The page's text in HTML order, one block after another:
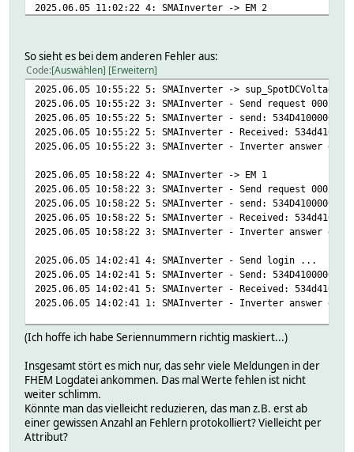
2025.06.05 11:02:22 4: SMAInverter -> EM 2
2025.06.05 14:01:11 5: SMAInverter -> sup_TypeLabel
...
2025.06.05 14:01:25 1: SMAInverter SMAInverter ->
2025.06.05 14:05:41 4: SMAInverter - Send login to ...
...
2025.06.05 14:05:55 1: SMAInverter SMAInverter ->
So sieht es bei dem anderen Fehler aus:
Code Auswählen Erweitern
2025.06.05 10:55:22 5: SMAInverter -> sup_SpotDCVoltage
2025.06.05 10:55:22 3: SMAInverter - Send request
2025.06.05 10:55:22 5: SMAInverter - send:
2025.06.05 10:55:22 5: SMAInverter - Received:
2025.06.05 10:55:22 3: SMAInverter - Inverter answer
2025.06.05 10:58:22 4: SMAInverter -> EM 1
2025.06.05 10:58:22 3: SMAInverter - Send request
2025.06.05 10:58:22 5: SMAInverter - send:
2025.06.05 10:58:22 5: SMAInverter - Received:
2025.06.05 10:58:22 3: SMAInverter - Inverter answer
2025.06.05 14:02:41 4: SMAInverter - Send login ...
2025.06.05 14:02:41 5: SMAInverter - Send:
2025.06.05 14:02:41 5: SMAInverter - Received:
2025.06.05 14:02:41 1: SMAInverter - Inverter answer
2025.06.05 14:21:27 4: SMAInverter - Send login ...
2025.06.05 14:21:27 5: SMAInverter - Send:
2025.06.05 14:21:27 5: SMAInverter - Received:
2025.06.05 14:21:27 1: SMAInverter - Inverter answer
2025.06.05 14:22:12 5: SMAInverter -> sup_SpotDCPower
2025.06.05 14:22:12 3: SMAInverter - Send request
2025.06.05 14:22:12 5: SMAInverter - send:
2025.06.05 14:22:12 5: SMAInverter - Received:
(Ich hoffe ich habe Seriennummern richtig maskiert...)
Insgesamt stört es mich nur, das sehr viele Meldungen in der
FHEM Logdatei ankommen. Das mal Werte fehlen ist nicht
weiter schlimm.
Könnte man das vielleicht reduzieren, das man z.B. erst ab
einer gewissen Anzahl an Fehlern protokolliert? Vielleicht per
Attribut?